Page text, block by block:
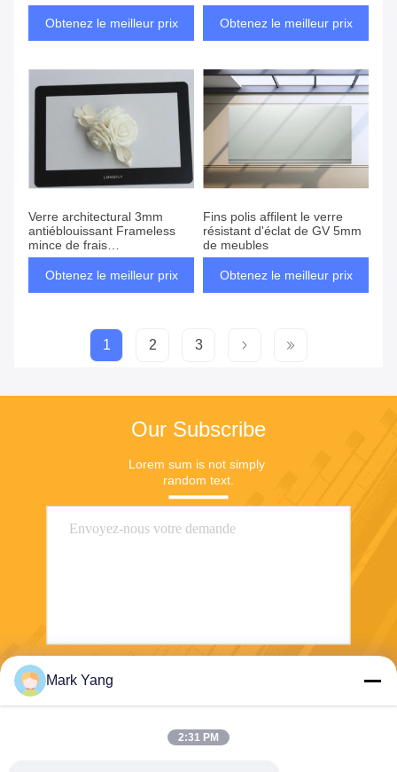
éblouissant de 8mm
Obtenez le meilleur prix
Obtenez le meilleur prix
Verre architectural 3mm
antiéblouissant Frameless
mince de frais
supplémentaires d'affichage
à LED
Obtenez le meilleur prix
Fins polis affilent le verre
résistant d'éclat de GV 5mm
de meubles
Obtenez le meilleur prix
1 2 3
Our Subscribe
Lorem sum is not simply
random text.
Mark Yang
2:31 PM